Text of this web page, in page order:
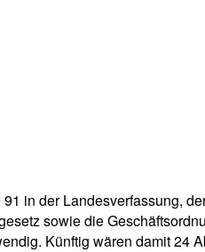
in der Landesverfassung,
sowie die
Künftig wären damit 24